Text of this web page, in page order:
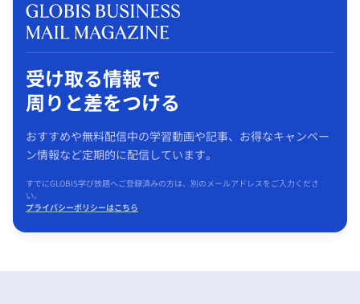
受け取る情報で
周りと差をつける
おすすめや無料配信中の学習動画や記事、お得なキャンペー
ン情報など定期的に配信しています。
すでにGLOBIS学び放題へご登録済みの方は、別のメールアドレスをご入力くださ
い。
プライバシーポリシーはこちら